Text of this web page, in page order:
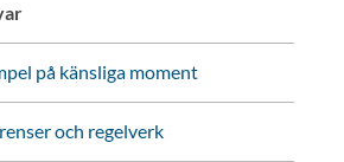
på känsliga moment
och regelverk